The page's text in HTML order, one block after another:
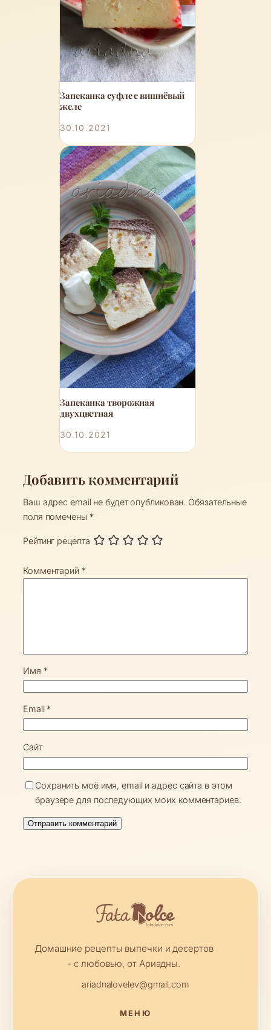
Запеканка суфле с вишнёвый
желе
30.10.2021
Запеканка творожная
двухцветная
30.10.2021
Добавить комментарий
Ваш адрес email не будет опубликован. Обязательные
поля помечены *
Рейтинг рецепта
Комментарий *
Имя *
Email *
Сайт
Сохранить моё имя, email и адрес сайта в этом
браузере для последующих моих комментариев.
Домашние рецепты выпечки и десертов
- с любовью, от Ариадны.
ariadnalovelev@gmail.com
МЕНЮ